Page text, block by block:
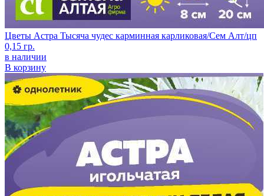
Цветы Астра Тысяча чудес карминная карликовая/Сем Алт/цп
0,15 гр.
в наличии
В корзину